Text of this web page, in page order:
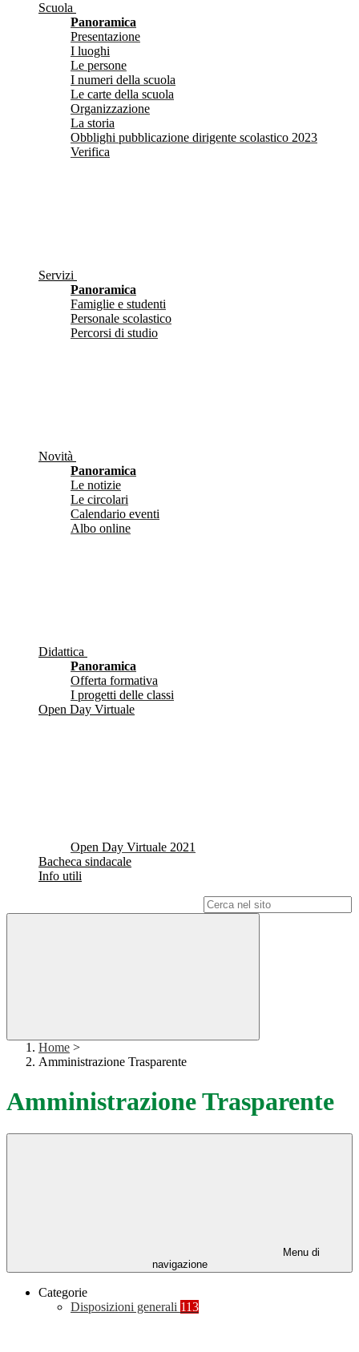
Scuola
Panoramica
Presentazione
I luoghi
Le persone
I numeri della scuola
Le carte della scuola
Organizzazione
La storia
Obblighi pubblicazione dirigente scolastico 2023
Verifica
Servizi
Panoramica
Famiglie e studenti
Personale scolastico
Percorsi di studio
Novità
Panoramica
Le notizie
Le circolari
Calendario eventi
Albo online
Didattica
Panoramica
Offerta formativa
I progetti delle classi
Open Day Virtuale
Open Day Virtuale 2021
Bacheca sindacale
Info utili
Home >
Amministrazione Trasparente
Amministrazione Trasparente
Menu di
navigazione
Categorie
Disposizioni generali 113